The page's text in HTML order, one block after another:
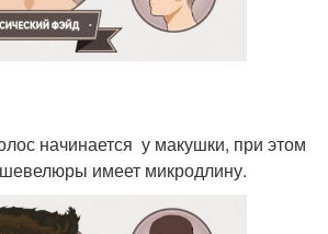
начинается у макушки, при этом
имеет микродлину.